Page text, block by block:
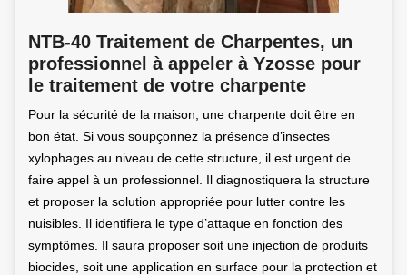
NTB-40 Traitement de Charpentes, un
professionnel à appeler à Yzosse pour
le traitement de votre charpente
Pour la sécurité de la maison, une charpente doit être en
bon état. Si vous soupçonnez la présence d’insectes
xylophages au niveau de cette structure, il est urgent de
faire appel à un professionnel. Il diagnostiquera la structure
et proposer la solution appropriée pour lutter contre les
nuisibles. Il identifiera le type d’attaque en fonction des
symptômes. Il saura proposer soit une injection de produits
biocides, soit une application en surface pour la protection et